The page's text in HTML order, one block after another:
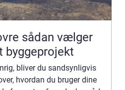
byggeprojekt
bliver du sandsynligvis
hvordan du bruger dine